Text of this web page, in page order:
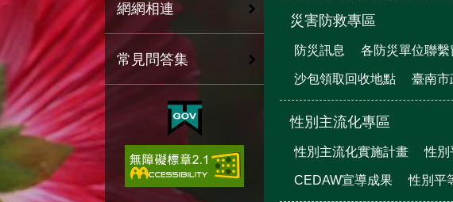
網網相連
常見問答集
災害防救專區
防災訊息 各防災單位聯繫
沙包領取回收地點 臺南市
性別主流化專區
性別主流化實施計畫 性別
CEDAW宣導成果 性別平